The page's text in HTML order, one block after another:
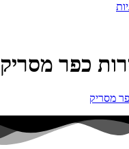
כפר מסריק